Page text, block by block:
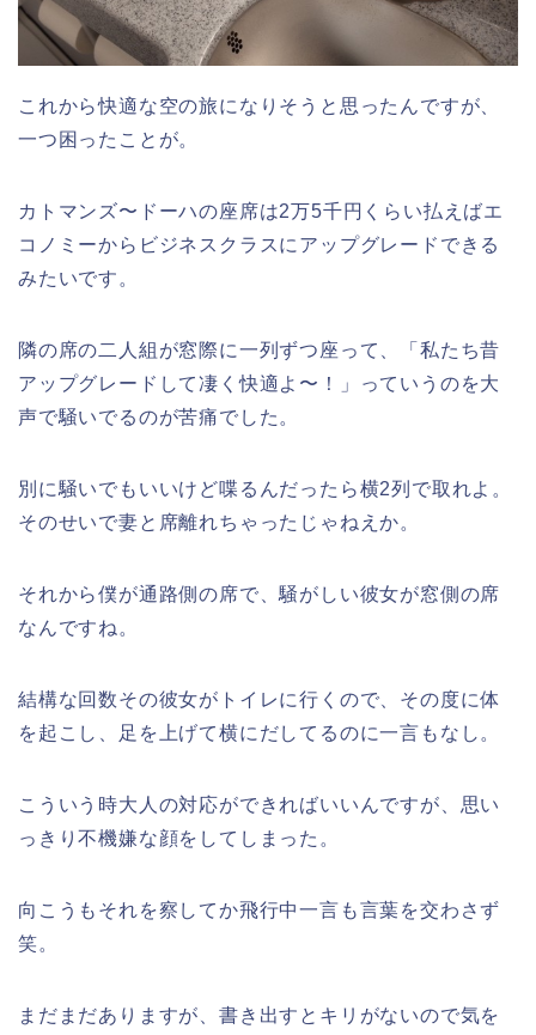
これから快適な空の旅になりそうと思ったんですが、
一つ困ったことが。
カトマンズ〜ドーハの座席は2万5千円くらい払えばエ
コノミーからビジネスクラスにアップグレードできる
みたいです。
隣の席の二人組が窓際に一列ずつ座って、「私たち昔
アップグレードして凄く快適よ〜！」っていうのを大
声で騒いでるのが苦痛でした。
別に騒いでもいいけど喋るんだったら横2列で取れよ。
そのせいで妻と席離れちゃったじゃねえか。
それから僕が通路側の席で、騒がしい彼女が窓側の席
なんですね。
結構な回数その彼女がトイレに行くので、その度に体
を起こし、足を上げて横にだしてるのに一言もなし。
こういう時大人の対応ができればいいんですが、思い
っきり不機嫌な顔をしてしまった。
向こうもそれを察してか飛行中一言も言葉を交わさず
笑。
まだまだありますが、書き出すとキリがないので気を